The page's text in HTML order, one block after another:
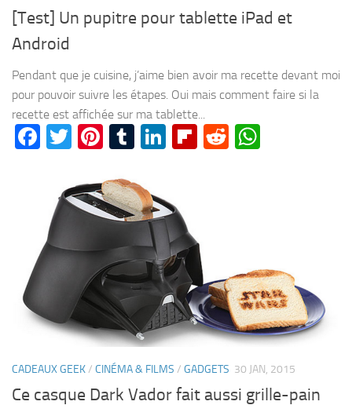
[Test] Un pupitre pour tablette iPad et
Android
Pendant que je cuisine, j’aime bien avoir ma recette devant moi
pour pouvoir suivre les étapes. Oui mais comment faire si la
recette est affichée sur ma tablette...
Facebook
Twitter
Pinterest
Tumblr
LinkedIn
Flipboard
Reddit
CADEAUX GEEK/ CINÉMA & FILMS / GADGETS 30 JAN, 2015
Ce casque Dark Vador fait aussi grille-pain